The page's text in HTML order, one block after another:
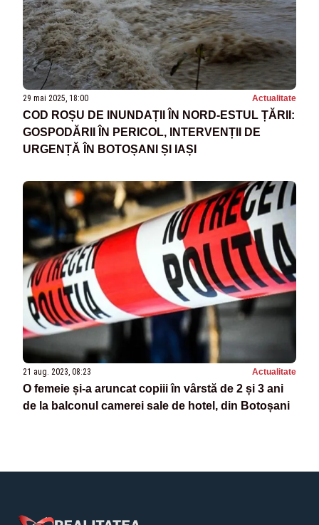
29 mai 2025, 18:00 Actualitate
COD ROȘU DE INUNDAȚII ÎN NORD-ESTUL ȚĂRII:
GOSPODĂRII ÎN PERICOL, INTERVENȚII DE
URGENȚĂ ÎN BOTOȘANI ȘI IAȘI
21 aug. 2023, 08:23 Actualitate
O femeie și-a aruncat copiii în vârstă de 2 și 3 ani
de la balconul camerei sale de hotel, din Botoșani